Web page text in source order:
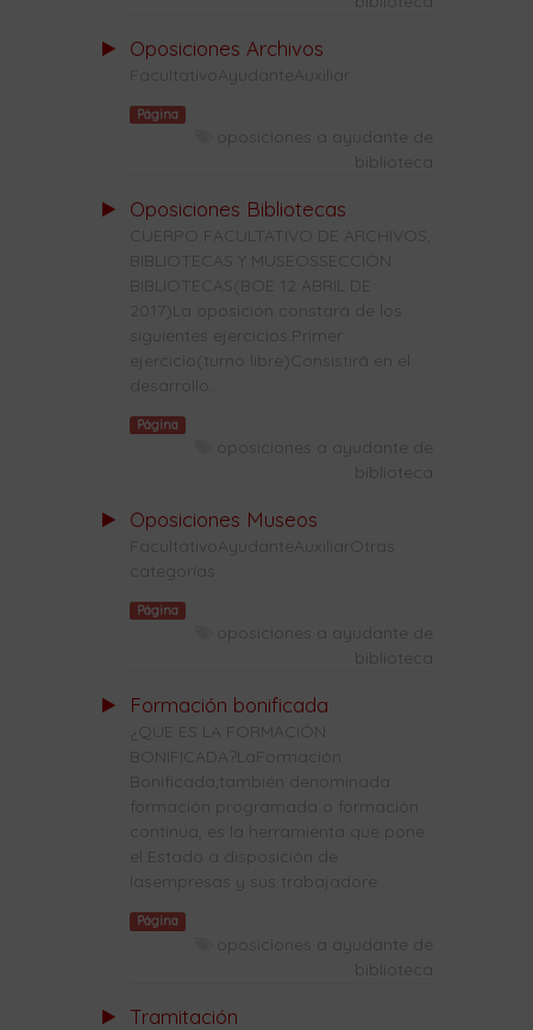
Oposiciones Archivos
FacultativoAyudanteAuxiliar
Página
oposiciones a ayudante de
biblioteca
Oposiciones Bibliotecas
CUERPO FACULTATIVO DE ARCHIVOS,
BIBLIOTECAS Y MUSEOSSECCIÓN
BIBLIOTECAS(BOE 12 ABRIL DE
2017)La oposición constará de los
siguientes ejercicios:Primer
ejercicio(turno libre)Consistirá en el
desarrollo...
Página
oposiciones a ayudante de
biblioteca
Oposiciones Museos
FacultativoAyudanteAuxiliarOtras
categorías
Página
oposiciones a ayudante de
biblioteca
Formación bonificada
¿QUE ES LA FORMACIÓN
BONIFICADA?LaFormación
Bonificada,también denominada
formación programada o formación
continua, es la herramienta que pone
el Estado a disposición de
lasempresas y sus trabajadore...
Página
oposiciones a ayudante de
biblioteca
Tramitación